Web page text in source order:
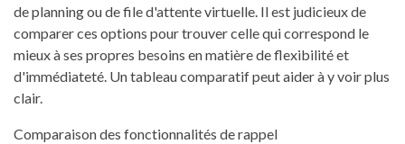
de planning ou de file d'attente virtuelle. Il est judicieux de
comparer ces options pour trouver celle qui correspond le
mieux à ses propres besoins en matière de flexibilité et
d'immédiateté. Un tableau comparatif peut aider à y voir plus
clair.
Comparaison des fonctionnalités de rappel